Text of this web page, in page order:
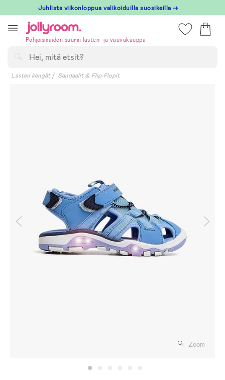
till
innehållet
Juhlista viikonloppua valikoiduilla suosikeilla →
Pohjoismaiden suurin lasten- ja vauvakauppa
Lasten kengät Sandaalit & Flip-Flopit
Zoom